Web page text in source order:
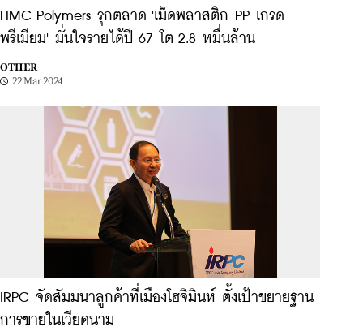
HMC Polymers รุกตลาด 'เม็ดพลาสติก PP เกรด
พรีเมียม' มั่นใจรายได้ปี 67 โต 2.8 หมื่นล้าน
OTHER
22 Mar 2024
IRPC จัดสัมมนาลูกค้าที่เมืองโฮจิมินห์ ตั้งเป้าขยายฐาน
การขายในเวียดนาม